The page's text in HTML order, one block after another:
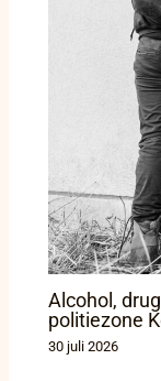
Alcohol,
politiezone
30 juli 2026